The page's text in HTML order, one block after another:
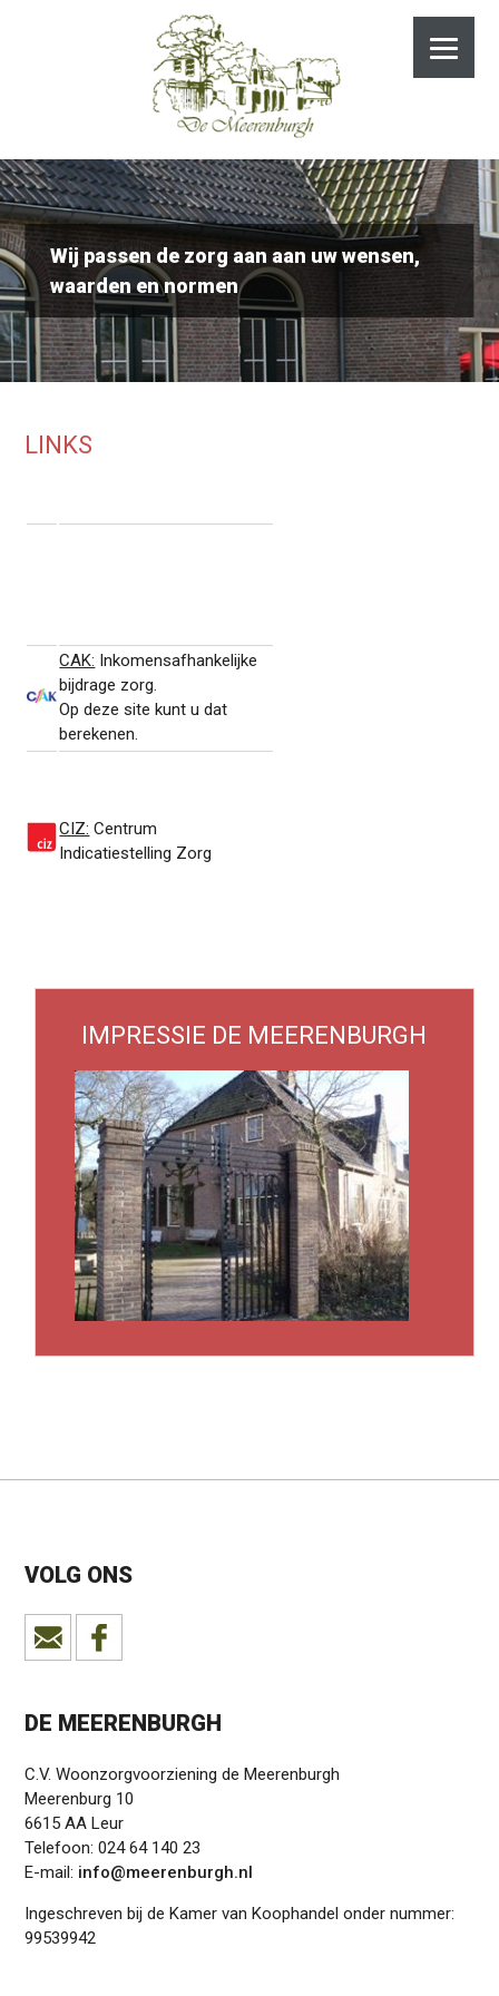
Wij passen de zorg aan aan uw wensen,
waarden en normen
LINKS
CAK: Inkomensafhankelijke
bijdrage zorg.
Op deze site kunt u dat
berekenen.
CIZ: Centrum
Indicatiestelling Zorg
IMPRESSIE DE MEERENBURGH
VOLG ONS
DE MEERENBURGH
C.V. Woonzorgvoorziening de Meerenburgh
Meerenburg 10
6615 AA Leur
Telefoon: 024 64 140 23
E-mail: info@meerenburgh.nl
Ingeschreven bij de Kamer van Koophandel onder nummer:
99539942